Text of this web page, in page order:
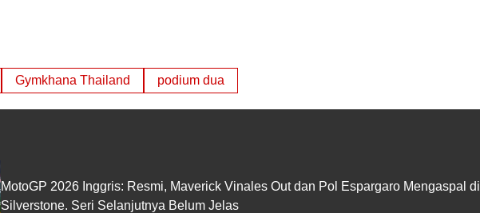
Gymkhana Thailand podium dua
MotoGP 2026 Inggris: Resmi, Maverick Vinales Out dan Pol Espargaro Mengaspal di
Silverstone. Seri Selanjutnya Belum Jelas